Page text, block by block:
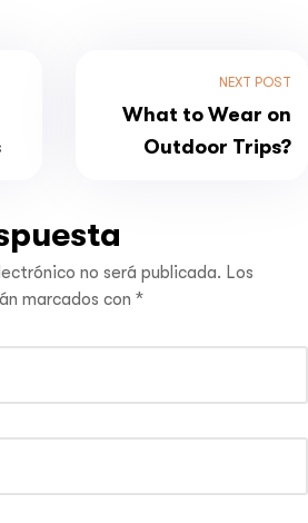
NEXT POST
What to Wear on
Outdoor Trips?
no será publicada. Los
marcados con *